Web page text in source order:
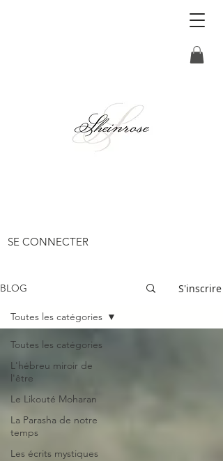
SE CONNECTER
BLOG S'inscrire
Toutes les catégories
L'hébreu miroir de
l'être
Le Likouté Moharan
La Parasha de notre
temps
Les écrits mystiques
Toutes les catégories